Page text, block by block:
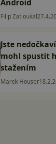
Android
Filip Zatloukal
Jste
mohl spustit
stažením
Marek Houser